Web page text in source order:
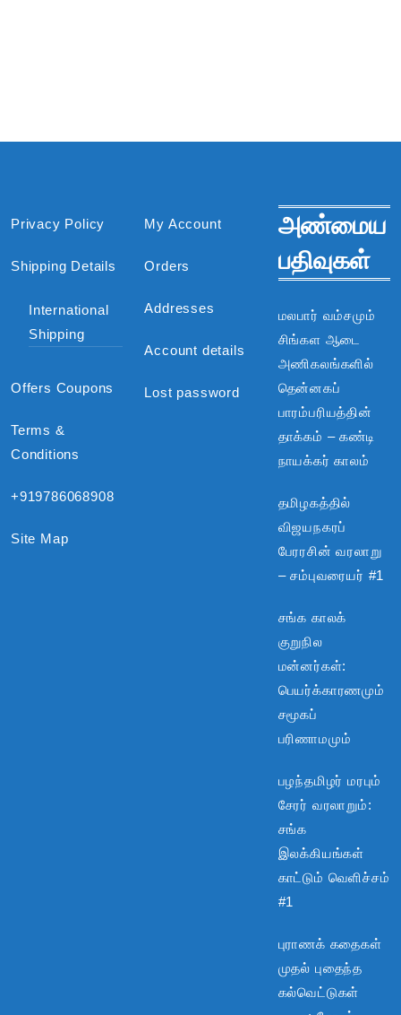
Privacy Policy
Shipping Details
International
Shipping
Offers Coupons
Terms &
Conditions
+919786068908
Site Map
My Account
Orders
Addresses
Account details
Lost password
அண்மைய
பதிவுகள்
மலபார் வம்சமும்
சிங்கள ஆடை
அணிகலங்களில்
தென்னகப்
பாரம்பரியத்தின்
தாக்கம் – கண்டி
நாயக்கர் காலம்
தமிழகத்தில்
விஜயநகரப்
பேரரசின் வரலாறு
– சம்புவரையர் #1
சங்க காலக்
குறுநில
மன்னர்கள்:
பெயர்க்காரணமும்
சமூகப்
பரிணாமமும்
பழந்தமிழர் மரபும்
சேரர் வரலாறும்:
சங்க
இலக்கியங்கள்
காட்டும் வெளிச்சம்
#1
புராணக் கதைகள்
முதல் புதைந்த
கல்வெட்டுகள்